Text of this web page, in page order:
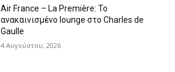
Air France – La Première: Το
ανακαινισμένο lounge στο Charles de
Gaulle
4 Αυγούστου, 2026